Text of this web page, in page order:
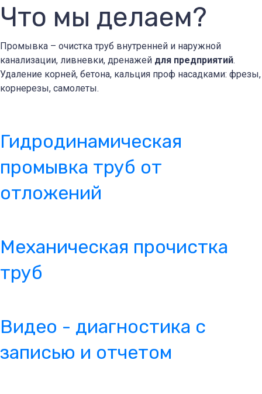
Что мы делаем?
Промывка – очистка труб внутренней и наружной
канализации, ливневки, дренажей для предприятий.
Удаление корней, бетона, кальция проф насадками: фрезы,
корнерезы, самолеты.
Гидродинамическая
промывка труб от
отложений
Механическая прочистка
труб
Видео - диагностика с
записью и отчетом